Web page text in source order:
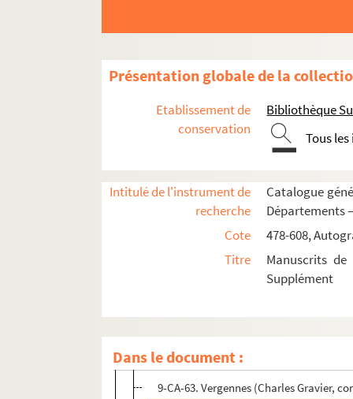
Présentation globale de la
Etablissement de
conservation
Bibliothèque
Tous
Intitulé de l'instrument de
recherche
Catalogue
Départements
Cote
478-608,
Titre
Manuscrits
Supplément
Dans le document :
9-CA-50. Ormesson (Henri-François de
9-CA-52. Reverseaux (Gueau de),
9-CA-53. Rouillé (Pierre), intendant de
9-CA-54. Sauvigny (Edme-Louis
9-CA-55. Saint-Maur (Dupré de),
9-CA-56. Saint-Prest (Jean-Yves de),
9-CA-57. Saint-Sauveur (Raymond
9-CA-58. Terray (l'abbé), contrôleur
9-CA-59. Tolozan, Jean-François,
9-CA-60. Trudaine (Daniel-Charles),
9-CA-61. Trudaine de Montigny (Jean-
9-CA-62. Trudaine
9-CA-63. Vergennes (Charles Gravier,